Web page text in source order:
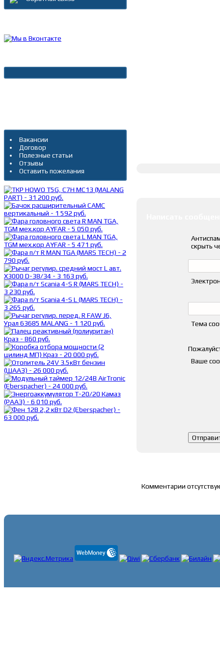
скрыть
Тема
Ваше
Комментарии
Вакансии
Договор
Полезные статьи
Отзывы
Оставить пожелания